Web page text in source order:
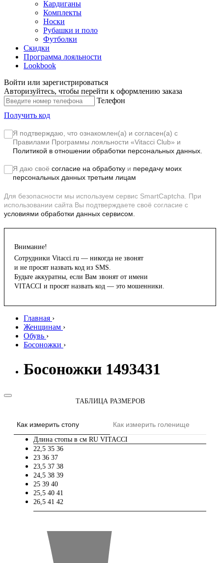
Кардиганы
Комплекты
Носки
Рубашки и поло
Футболки
Скидки
Программа лояльности
Lookbook
Войти или зарегистрироваться
Авторизуйтесь, чтобы перейти к оформлению заказа
Телефон
Получить код
Я подтверждаю, что ознакомлен(а) и согласен(а) с
Правилами Программы лояльности «Vitacci Club» и
Политикой в отношении обработки персональных данных.
Я даю своё согласие на обработку и передачу моих
персональных данных третьим лицам
Для безопасности мы используем сервис SmartCaptcha. При
использовании сайта Вы подтверждаете своё согласие с
условиями обработки данных сервисом.
Внимание!
Сотрудники Vitacci.ru — никогда не звонят
и не просят назвать код из SMS.
Будьте аккуратны, если Вам звонят от имени
VITACCI и просят назвать код — это мошенники.
Главная ›
Женщинам ›
Обувь ›
Босоножки ›
Босоножки 1493431
ТАБЛИЦА РАЗМЕРОВ
Как измерить стопу Как измерить голенище
Длина стопы в см RU VITACCI
22,5 35 36
23 36 37
23,5 37 38
24,5 38 39
25 39 40
25,5 40 41
26,5 41 42